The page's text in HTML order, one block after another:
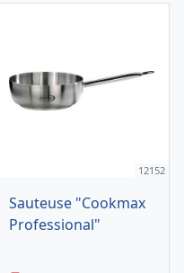
12152
Sauteuse "Cookmax
Professional"